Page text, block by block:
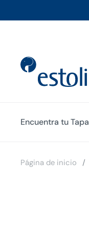
Encuentra tu Tapa
Página de inicio /